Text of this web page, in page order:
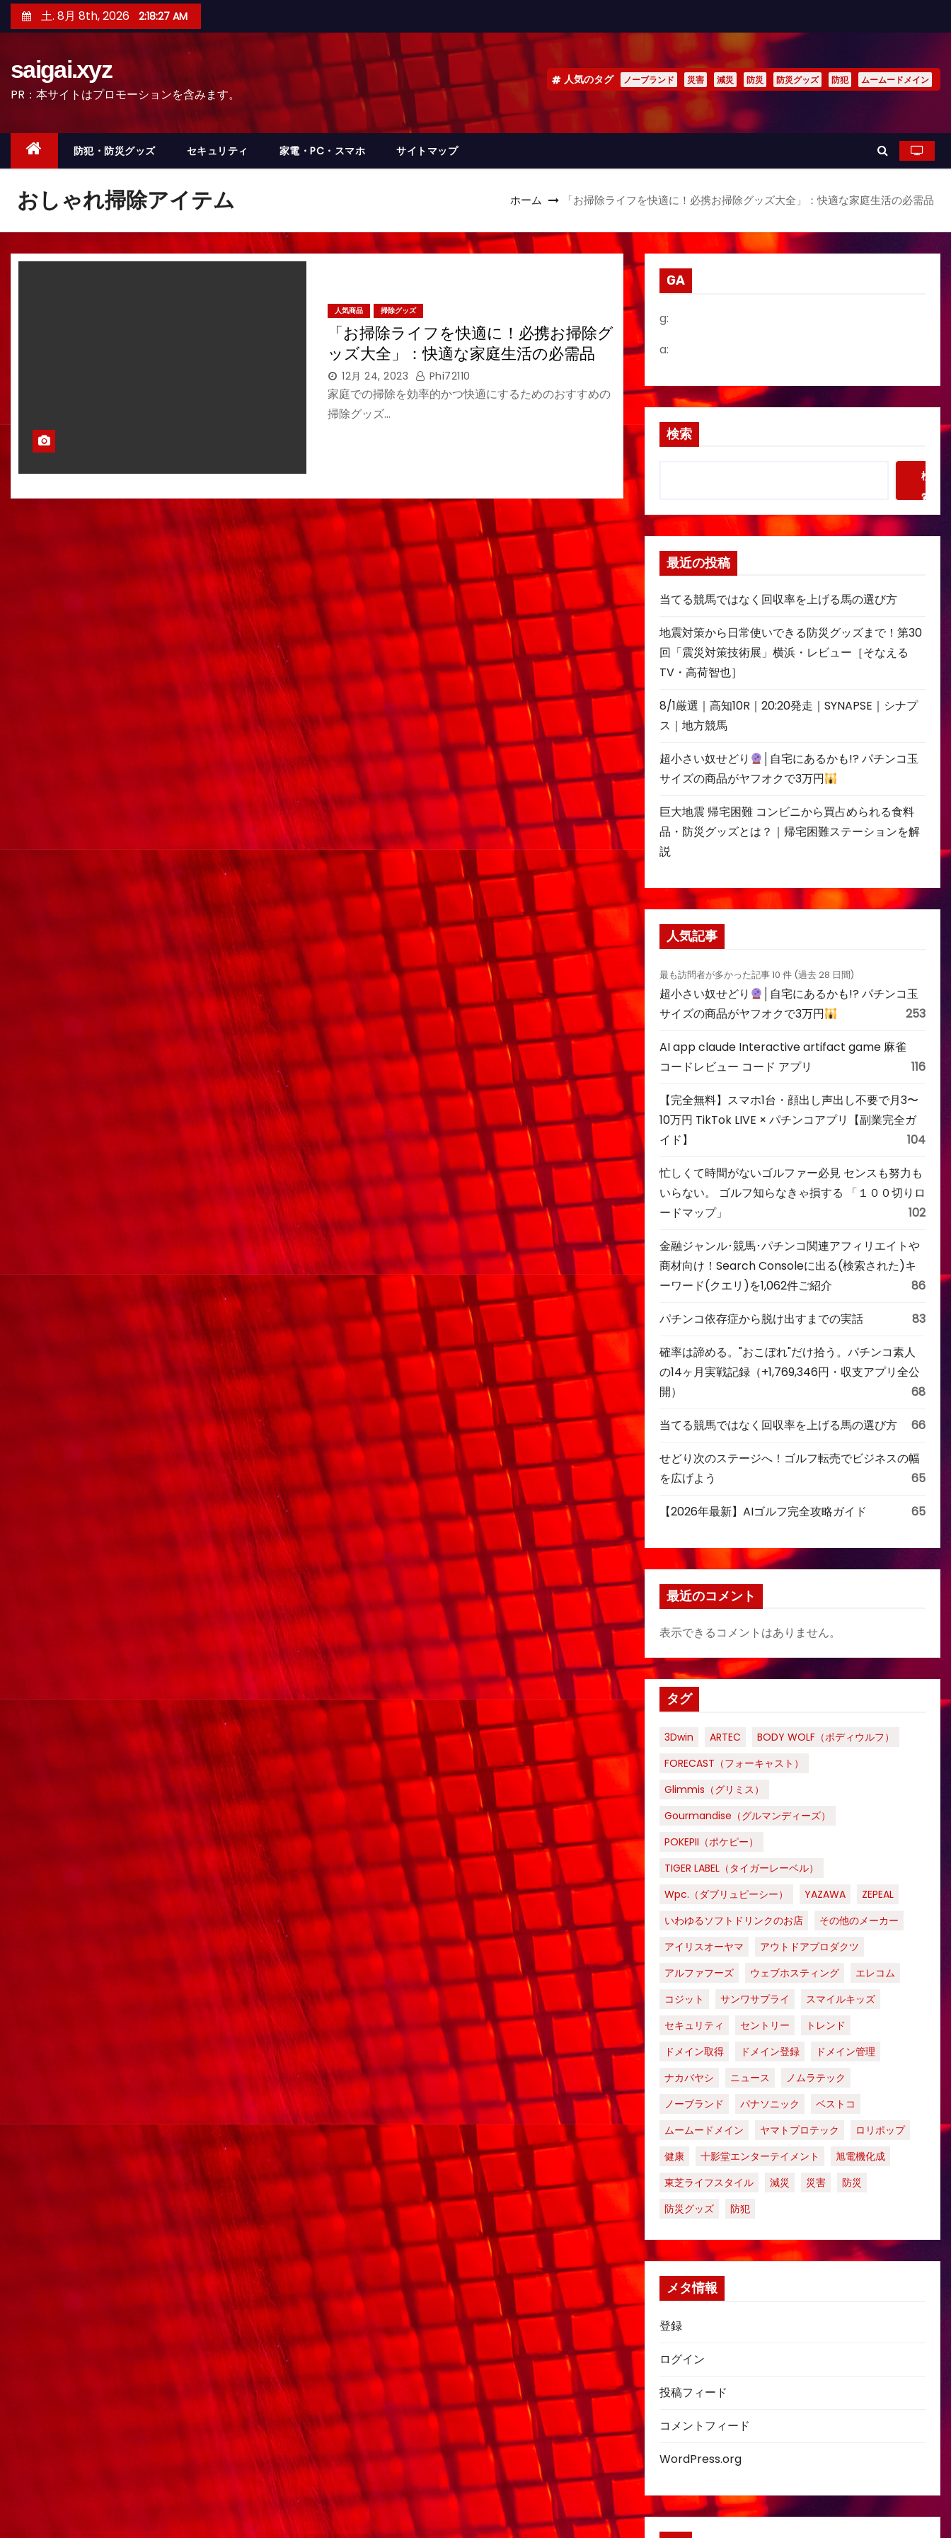
ン
ッ
土. 8月 8th, 2026 2:18:30 AM
saigai.xyz
PR：本サイトはプロモーションを含みます。
人気のタグ ノーブランド 災害 減災 防災 防災グッズ 防犯 ムームードメイン
防犯・防災グッズ セキュリティ 家電・PC・スマホ サイトマップ
おしゃれ掃除アイテム ホーム 「お掃除ライフを快適に！必携お掃除グッズ大全」：快適な家庭生活の必需品
人気商品 掃除グッズ
「お掃除ライフを快適に！必携お掃除グ
ッズ大全」：快適な家庭生活の必需品
12月 24, 2023 Phi72110
家庭での掃除を効率的かつ快適にするためのおすすめの
掃除グッズ…
GA
g:
a:
検索
検
索
最近の投稿
当てる競馬ではなく回収率を上げる馬の選び方
地震対策から日常使いできる防災グッズまで！第30
回「震災対策技術展」横浜・レビュー［そなえる
TV・高荷智也］
8/1厳選｜高知10R｜20:20発走｜SYNAPSE｜シナプ
ス｜地方競馬
超小さい奴せどり
│自宅にあるかも!? パチンコ玉
サイズの商品がヤフオクで3万円
巨大地震 帰宅困難 コンビニから買占められる食料
品・防災グッズとは？｜帰宅困難ステーションを解
説
人気記事
最も訪問者が多かった記事 10 件 (過去 28 日間)
超小さい奴せどり
│自宅にあるかも!? パチンコ玉
サイズの商品がヤフオクで3万円
253
AI app claude Interactive artifact game 麻雀
コードレビュー コード アプリ
116
【完全無料】スマホ1台・顔出し声出し不要で月3〜
10万円 TikTok LIVE × パチンコアプリ【副業完全ガ
イド】
104
忙しくて時間がないゴルファー必見 センスも努力も
いらない。 ゴルフ知らなきゃ損する 「１００切りロ
ードマップ」
102
金融ジャンル･競馬･パチンコ関連アフィリエイトや
商材向け！Search Consoleに出る(検索された)キ
ーワード(クエリ)を1,062件ご紹介
86
パチンコ依存症から脱け出すまでの実話 83
確率は諦める。"おこぼれ"だけ拾う。パチンコ素人
の14ヶ月実戦記録（+1,769,346円・収支アプリ全公
開）
68
当てる競馬ではなく回収率を上げる馬の選び方 66
せどり次のステージへ！ゴルフ転売でビジネスの幅
を広げよう
65
【2026年最新】AIゴルフ完全攻略ガイド 65
最近のコメント
表示できるコメントはありません。
タグ
3Dwin ARTEC
BODY WOLF（ボディウルフ）
FORECAST（フォーキャスト）
Glimmis（グリミス）
Gourmandise（グルマンディーズ）
POKEPII（ポケピー）
TIGER LABEL（タイガーレーベル）
Wpc.（ダブリュピーシー）
YAZAWA
ZEPEAL
いわゆるソフトドリンクのお店
その他のメーカー
アイリスオーヤマ
アウトドアプロダクツ
アルファフーズ
ウェブホスティング
エレコム
コジット
サンワサプライ
スマイルキッズ
セキュリティ
セントリー
トレンド
ドメイン取得
ドメイン登録
ドメイン管理
ナカバヤシ
ニュース
ノムラテック
ノーブランド
パナソニック
ベストコ
ムームードメイン
ヤマトプロテック
ロリポップ
健康
十影堂エンターテイメント
旭電機化成
東芝ライフスタイル
減災 災害
防災
防災グッズ
防犯
メタ情報
登録
ログイン
投稿フィード
コメントフィード
WordPress.org